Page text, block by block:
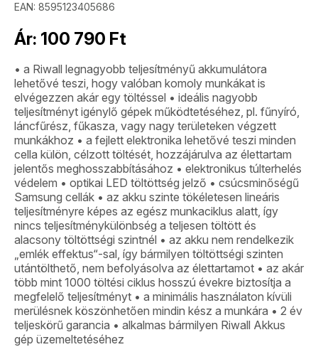
EAN: 8595123405686
Ár: 100 790 Ft
• a Riwall legnagyobb teljesítményű akkumulátora
lehetővé teszi, hogy valóban komoly munkákat is
elvégezzen akár egy töltéssel • ideális nagyobb
teljesítményt igénylő gépek működtetéséhez, pl. fűnyíró,
láncfűrész, fűkasza, vagy nagy területeken végzett
munkákhoz • a fejlett elektronika lehetővé teszi minden
cella külön, célzott töltését, hozzájárulva az élettartam
jelentős meghosszabbításához • elektronikus túlterhelés
védelem • optikai LED töltöttség jelző • csúcsminőségű
Samsung cellák • az akku szinte tökéletesen lineáris
teljesítményre képes az egész munkaciklus alatt, így
nincs teljesítménykülönbség a teljesen töltött és
alacsony töltöttségi szintnél • az akku nem rendelkezik
„emlék effektus“-sal, így bármilyen töltöttségi szinten
utántölthető, nem befolyásolva az élettartamot • az akár
több mint 1000 töltési ciklus hosszú évekre biztosítja a
megfelelő teljesítményt • a minimális használaton kívüli
merülésnek köszönhetően mindin kész a munkára • 2 év
teljeskörű garancia • alkalmas bármilyen Riwall Akkus
gép üzemeltetéséhez